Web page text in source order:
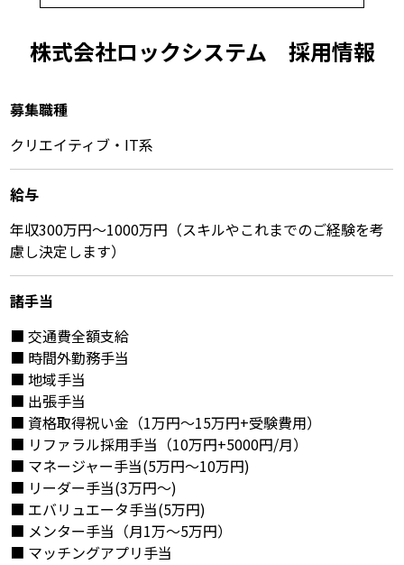
株式会社ロックシステム 採⽤情報
募集職種
クリエイティブ・IT系
給与
年収300万円～1000万円（スキルやこれまでのご経験を考
慮し決定します）
諸⼿当
■ 交通費全額支給
■ 時間外勤務手当
■ 地域手当
■ 出張手当
■ 資格取得祝い金（1万円～15万円+受験費用）
■ リファラル採用手当（10万円+5000円/月）
■ マネージャー手当(5万円～10万円)
■ リーダー手当(3万円～)
■ エバリュエータ手当(5万円)
■ メンター手当（月1万～5万円）
■ マッチングアプリ手当